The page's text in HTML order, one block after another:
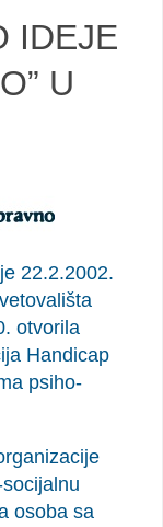
IDEJE
U
22.2.2002.
otvorila
Handicap
psiho-
osoba sa